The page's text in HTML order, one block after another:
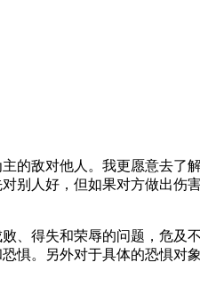
的敌对他人。我更愿意去了
别人好，但如果对方做出伤
、得失和荣辱的问题，危及
惧。另外对于具体的恐惧对